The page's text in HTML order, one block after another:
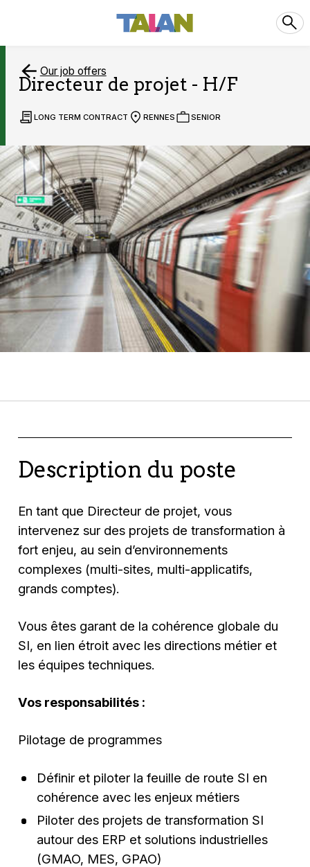
Our job offers
Directeur de projet - H/F
LONG TERM CONTRACT RENNES SENIOR
Description du poste
En tant que Directeur de projet, vous
intervenez sur des projets de transformation à
fort enjeu, au sein d’environnements
complexes (multi-sites, multi-applicatifs,
grands comptes).
Vous êtes garant de la cohérence globale du
SI, en lien étroit avec les directions métier et
les équipes techniques.
Vos responsabilités :
Pilotage de programmes
Définir et piloter la feuille de route SI en
cohérence avec les enjeux métiers
Piloter des projets de transformation SI
autour des ERP et solutions industrielles
(GMAO, MES, GPAO)